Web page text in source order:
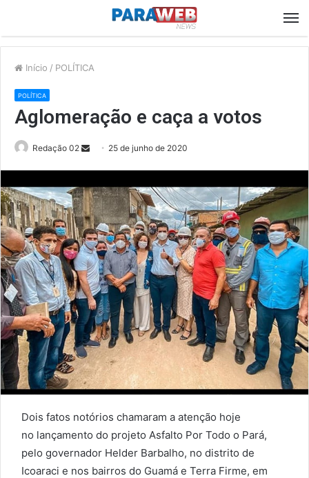
Início / POLÍTICA
POLÍTICA
Aglomeração e caça a votos
Redação 02
Send 25 de junho de 2020
Dois fatos notórios chamaram a atenção hoje
no lançamento do projeto Asfalto Por Todo o Pará,
pelo governador Helder Barbalho, no distrito de
Icoaraci e nos bairros do Guamá e Terra Firme, em